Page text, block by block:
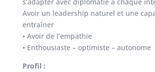
Avoir un leadership naturel et une
entraîner
• Avoir de l’empathie
• Enthousiaste – optimiste – autonome
Profil :